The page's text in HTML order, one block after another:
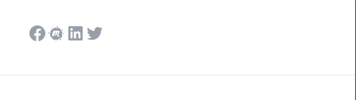
Facebook
Meetup
LinkedIn
Twitter